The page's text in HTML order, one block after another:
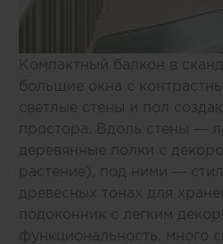
Компактный балкон в
большие окна с
светлые стены и пол
простора. Вдоль стены —
деревянные полки с
растение), под ними —
древесных тонах для
подоконник с легким
функциональность, много